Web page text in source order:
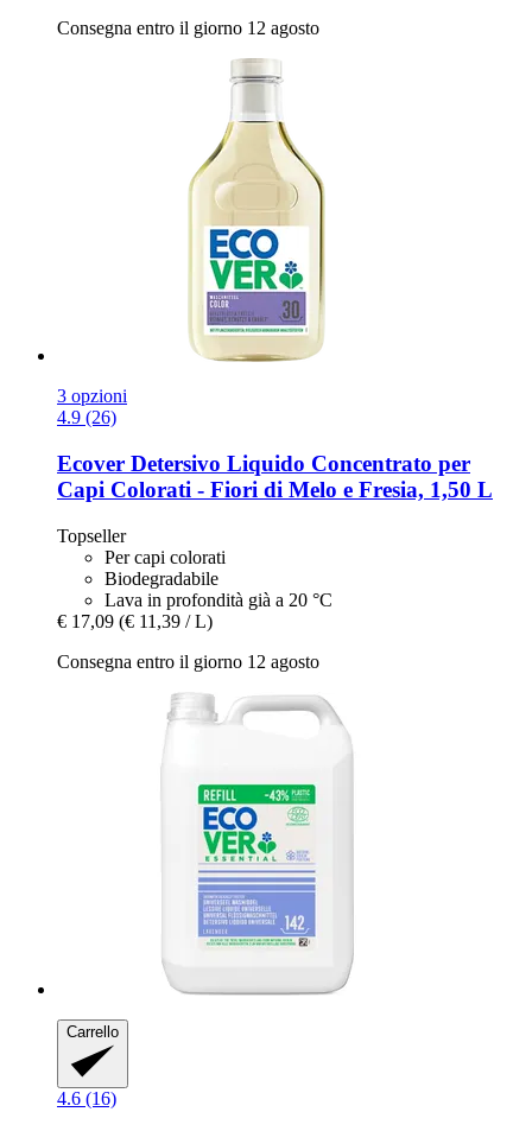
Consegna entro il giorno 12 agosto
3 opzioni
4.9 (26)
Ecover Detersivo Liquido Concentrato per
Capi Colorati -​ Fiori di Melo e Fresia, 1,50 L
Topseller
Per capi colorati
Biodegradabile
Lava in profondità già a 20 °C
€ 17,09 (€ 11,39 / L)
Consegna entro il giorno 12 agosto
Carrello
4.6 (16)